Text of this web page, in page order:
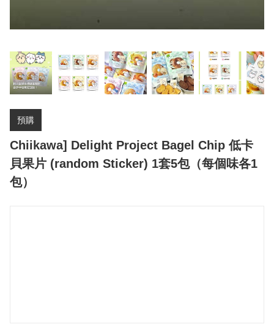
預購
Chiikawa] Delight Project Bagel Chip 低卡
貝果片 (random Sticker) 1套5包（每個味各1
包）